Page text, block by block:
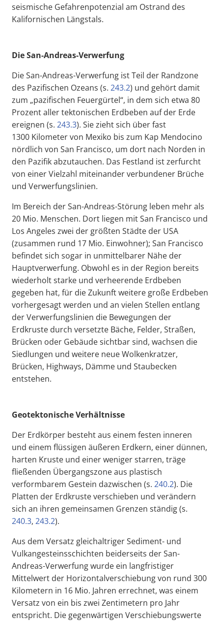
seismische Gefahrenpotenzial am Ostrand des
Kalifornischen Längstals.
Die San-Andreas-Verwerfung
Die San-Andreas-Verwerfung ist Teil der Randzone
des Pazifischen Ozeans (s. 243.2) und gehört damit
zum „pazifischen Feuergürtel“, in dem sich etwa 80
Prozent aller tektonischen Erdbeben auf der Erde
ereignen (s. 243.3). Sie zieht sich über fast
1300 Kilometer von Mexiko bis zum Kap Mendocino
nördlich von San Francisco, um dort nach Norden in
den Pazifik abzutauchen. Das Festland ist zerfurcht
von einer Vielzahl miteinander verbundener Brüche
und Verwerfungslinien.
Im Bereich der San-Andreas-Störung leben mehr als
20 Mio. Menschen. Dort liegen mit San Francisco und
Los Angeles zwei der größten Städte der USA
(zusammen rund 17 Mio. Einwohner); San Francisco
befindet sich sogar in unmittelbarer Nähe der
Hauptverwerfung. Obwohl es in der Region bereits
wiederholt starke und verheerende Erdbeben
gegeben hat, für die Zukunft weitere große Erdbeben
vorhergesagt werden und an vielen Stellen entlang
der Verwerfungslinien die Bewegungen der
Erdkruste durch versetzte Bäche, Felder, Straßen,
Brücken oder Gebäude sichtbar sind, wachsen die
Siedlungen und weitere neue Wolkenkratzer,
Brücken, Highways, Dämme und Staubecken
entstehen.
Geotektonische Verhältnisse
Der Erdkörper besteht aus einem festen inneren
und einem flüssigen äußeren Erdkern, einer dünnen,
harten Kruste und einer weniger starren, träge
fließenden Übergangszone aus plastisch
verformbarem Gestein dazwischen (s. 240.2). Die
Platten der Erdkruste verschieben und verändern
sich an ihren gemeinsamen Grenzen ständig (s.
240.3, 243.2).
Aus dem Versatz gleichaltriger Sediment- und
Vulkangesteinsschichten beiderseits der San-
Andreas-Verwerfung wurde ein langfristiger
Mittelwert der Horizontalverschiebung von rund 300
Kilometern in 16 Mio. Jahren errechnet, was einem
Versatz von ein bis zwei Zentimetern pro Jahr
entspricht. Die gegenwärtigen Verschiebungswerte